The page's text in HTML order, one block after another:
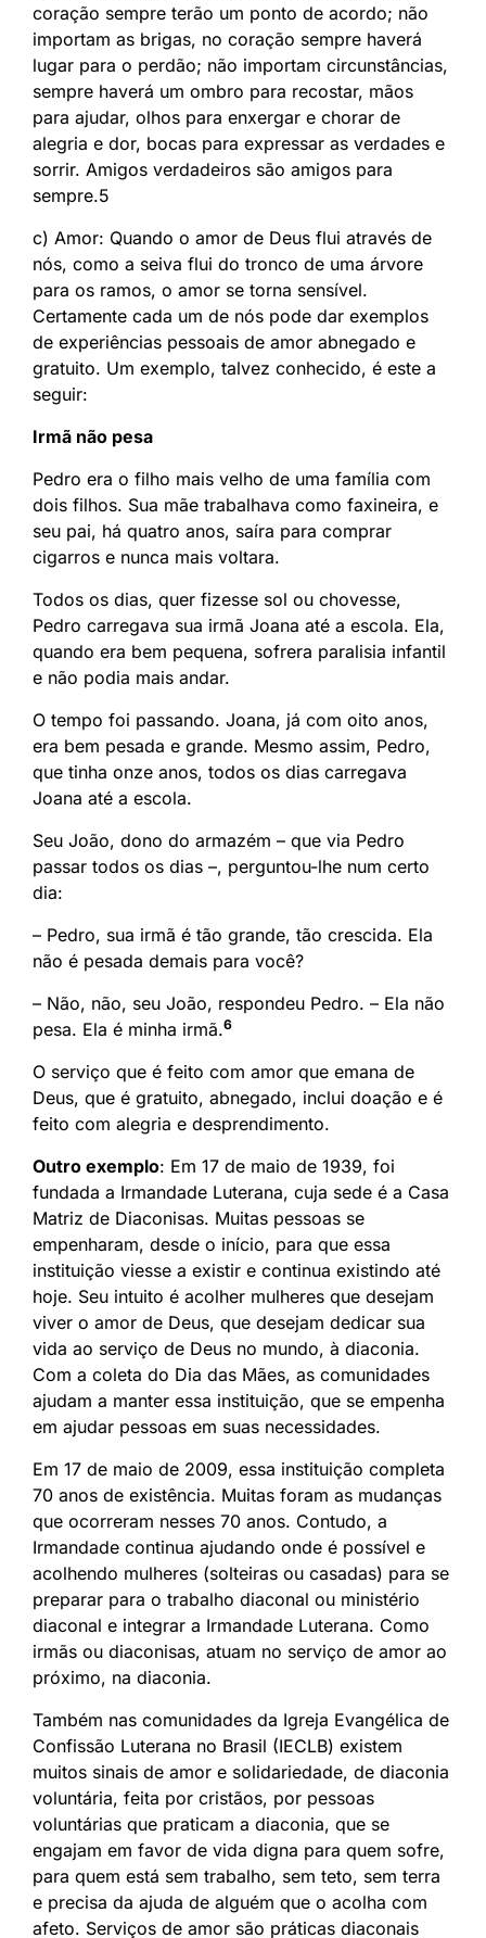
coração sempre terão um ponto de acordo; não
importam as brigas, no coração sempre haverá
lugar para o perdão; não importam circunstâncias,
sempre haverá um ombro para recostar, mãos
para ajudar, olhos para enxergar e chorar de
alegria e dor, bocas para expressar as verdades e
sorrir. Amigos verdadeiros são amigos para
sempre.5
c) Amor: Quando o amor de Deus flui através de
nós, como a seiva flui do tronco de uma árvore
para os ramos, o amor se torna sensível.
Certamente cada um de nós pode dar exemplos
de experiências pessoais de amor abnegado e
gratuito. Um exemplo, talvez conhecido, é este a
seguir:
Irmã não pesa
Pedro era o filho mais velho de uma família com
dois filhos. Sua mãe trabalhava como faxineira, e
seu pai, há quatro anos, saíra para comprar
cigarros e nunca mais voltara.
Todos os dias, quer fizesse sol ou chovesse,
Pedro carregava sua irmã Joana até a escola. Ela,
quando era bem pequena, sofrera paralisia infantil
e não podia mais andar.
O tempo foi passando. Joana, já com oito anos,
era bem pesada e grande. Mesmo assim, Pedro,
que tinha onze anos, todos os dias carregava
Joana até a escola.
Seu João, dono do armazém – que via Pedro
passar todos os dias –, perguntou-lhe num certo
dia:
– Pedro, sua irmã é tão grande, tão crescida. Ela
não é pesada demais para você?
– Não, não, seu João, respondeu Pedro. – Ela não
pesa. Ela é minha irmã.6
O serviço que é feito com amor que emana de
Deus, que é gratuito, abnegado, inclui doação e é
feito com alegria e desprendimento.
Outro exemplo: Em 17 de maio de 1939, foi
fundada a Irmandade Luterana, cuja sede é a Casa
Matriz de Diaconisas. Muitas pessoas se
empenharam, desde o início, para que essa
instituição viesse a existir e continua existindo até
hoje. Seu intuito é acolher mulheres que desejam
viver o amor de Deus, que desejam dedicar sua
vida ao serviço de Deus no mundo, à diaconia.
Com a coleta do Dia das Mães, as comunidades
ajudam a manter essa instituição, que se empenha
em ajudar pessoas em suas necessidades.
Em 17 de maio de 2009, essa instituição completa
70 anos de existência. Muitas foram as mudanças
que ocorreram nesses 70 anos. Contudo, a
Irmandade continua ajudando onde é possível e
acolhendo mulheres (solteiras ou casadas) para se
preparar para o trabalho diaconal ou ministério
diaconal e integrar a Irmandade Luterana. Como
irmãs ou diaconisas, atuam no serviço de amor ao
próximo, na diaconia.
Também nas comunidades da Igreja Evangélica de
Confissão Luterana no Brasil (IECLB) existem
muitos sinais de amor e solidariedade, de diaconia
voluntária, feita por cristãos, por pessoas
voluntárias que praticam a diaconia, que se
engajam em favor de vida digna para quem sofre,
para quem está sem trabalho, sem teto, sem terra
e precisa da ajuda de alguém que o acolha com
afeto. Serviços de amor são práticas diaconais